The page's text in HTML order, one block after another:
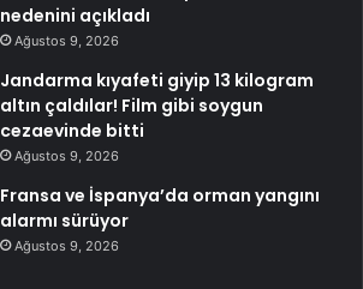
nedenini açıkladı
Ağustos 9, 2026
Jandarma kıyafeti giyip 13 kilogram
altın çaldılar! Film gibi soygun
cezaevinde bitti
Ağustos 9, 2026
Fransa ve İspanya’da orman yangını
alarmı sürüyor
Ağustos 9, 2026